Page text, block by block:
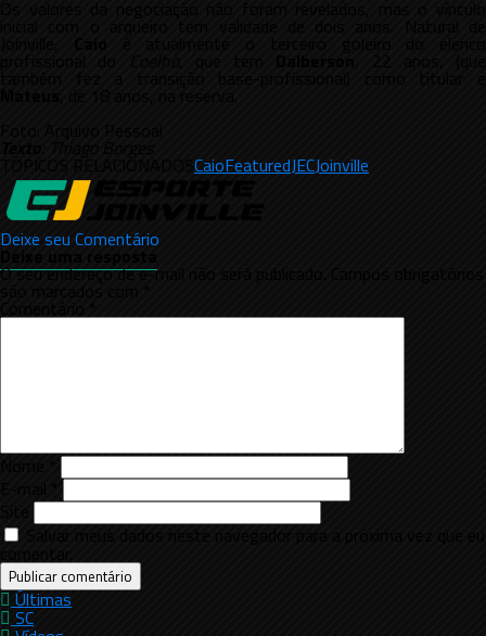
CaioFeaturedJECJoinville
Deixe seu Comentário
O seu endereço de e-mail não será publicado.
Últimas
SC